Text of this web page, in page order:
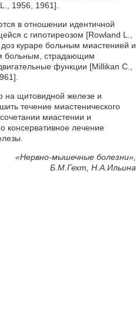
1956, 1961].
в отношении идентичной
с гипотиреозом [Rowland L.,
кураре больным миастенией и
больным, страдающим
функции [Millikan С.,
на щитовидной железе и
течение миастенического
миастении и
консервативное лечение
«Нервно-мышечные болезни»,
Б.М.Гехт, Н.А.Ильина